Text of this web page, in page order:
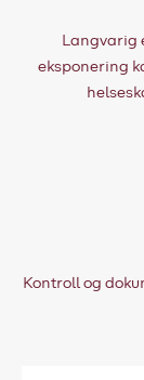
Langvarig
eksponering
Kontroll og